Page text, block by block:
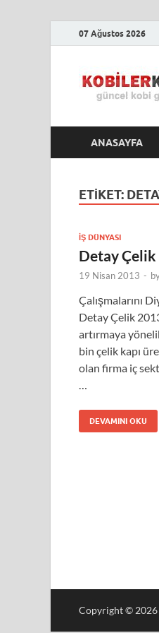
07 Ağustos 2026
ANASAYFA
ETIKET:
İŞ DÜNYASI
Detay
19 Nisan 2013 -
Çalışmalarını
Detay Çelik
artırmaya
bin çelik kapı
olan firma iç
DEVAMINI OKU
Copyright © 2026